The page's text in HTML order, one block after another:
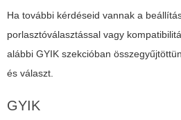
Ha további kérdéseid vannak a
porlasztóválasztással vagy
alábbi GYIK szekcióban
és választ.
GYIK